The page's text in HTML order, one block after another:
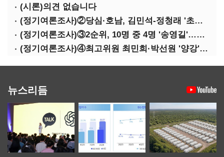
(시론)의견 없습니다
(정기여론조사)②당심·호남, 김민석-정청래 '초접전'
(정기여론조사)③2순위, 10명 중 4명 '송영길'…정청래 '한 자릿수'
(정기여론조사)④최고위원 최민희·박선원 '양강'…서미화·이성윤·임미애 뒤이어
뉴스리듬